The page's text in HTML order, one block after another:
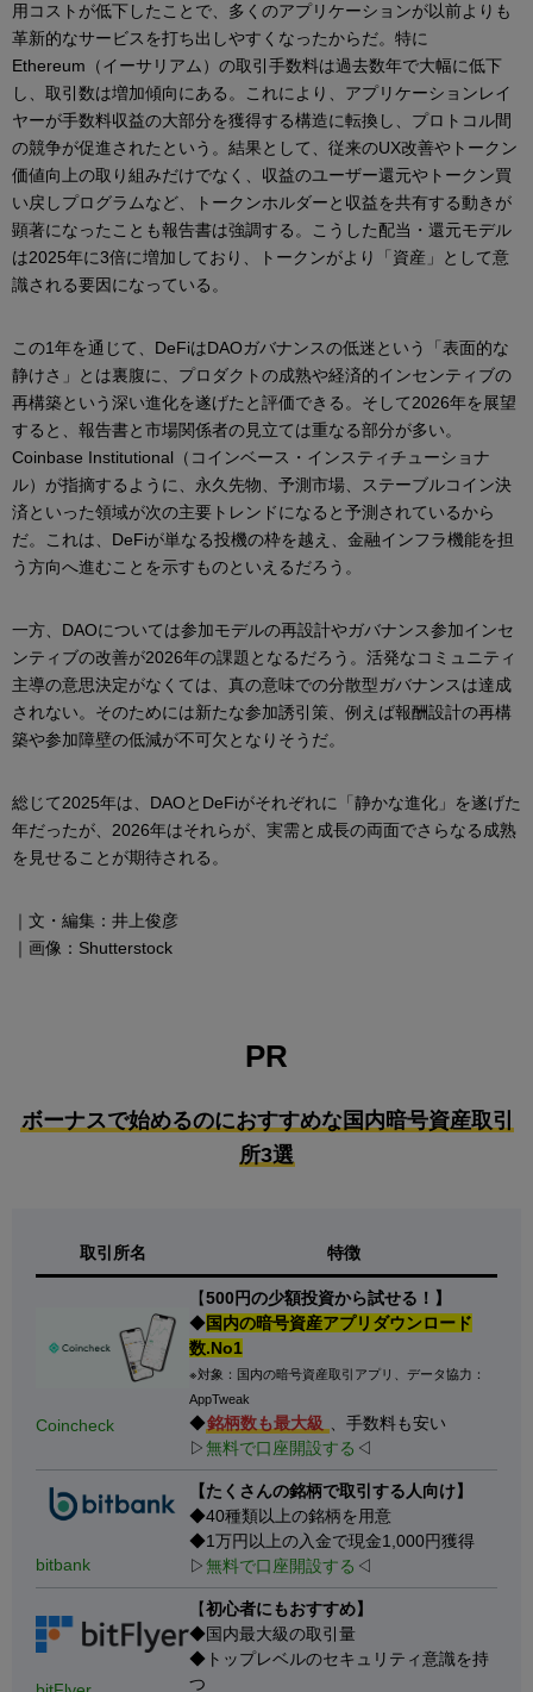
用コストが低下したことで、多くのアプリケーションが以前よりも
革新的なサービスを打ち出しやすくなったからだ。特に
Ethereum（イーサリアム）の取引手数料は過去数年で大幅に低下
し、取引数は増加傾向にある。これにより、アプリケーションレイ
ヤーが手数料収益の大部分を獲得する構造に転換し、プロトコル間
の競争が促進されたという。結果として、従来のUX改善やトークン
価値向上の取り組みだけでなく、収益のユーザー還元やトークン買
い戻しプログラムなど、トークンホルダーと収益を共有する動きが
顕著になったことも報告書は強調する。こうした配当・還元モデル
は2025年に3倍に増加しており、トークンがより「資産」として意
識される要因になっている。
この1年を通じて、DeFiはDAOガバナンスの低迷という「表面的な
静けさ」とは裏腹に、プロダクトの成熟や経済的インセンティブの
再構築という深い進化を遂げたと評価できる。そして2026年を展望
すると、報告書と市場関係者の見立ては重なる部分が多い。
Coinbase Institutional（コインベース・インスティチューショナ
ル）が指摘するように、永久先物、予測市場、ステーブルコイン決
済といった領域が次の主要トレンドになると予測されているから
だ。これは、DeFiが単なる投機の枠を越え、金融インフラ機能を担
う方向へ進むことを示すものといえるだろう。
一方、DAOについては参加モデルの再設計やガバナンス参加インセ
ンティブの改善が2026年の課題となるだろう。活発なコミュニティ
主導の意思決定がなくては、真の意味での分散型ガバナンスは達成
されない。そのためには新たな参加誘引策、例えば報酬設計の再構
築や参加障壁の低減が不可欠となりそうだ。
総じて2025年は、DAOとDeFiがそれぞれに「静かな進化」を遂げた
年だったが、2026年はそれらが、実需と成長の両面でさらなる成熟
を見せることが期待される。
｜文・編集：井上俊彦
｜画像：Shutterstock
PR
ボーナスで始めるのにおすすめな国内暗号資産取引
所3選
取引所名 特徴
Coincheck
【500円の少額投資から試せる！】
◆国内の暗号資産アプリダウンロード
数.No1
※対象：国内の暗号資産取引アプリ、データ協力：
AppTweak
◆銘柄数も最大級 、手数料も安い
▷無料で口座開設する ◁
bitbank
【たくさんの銘柄で取引する人向け】
◆40種類以上の銘柄を用意
◆1万円以上の入金で現金1,000円獲得
▷無料で口座開設する ◁
【初心者にもおすすめ】
◆国内最大級の取引量
◆トップレベルのセキュリティ意識を持
つ